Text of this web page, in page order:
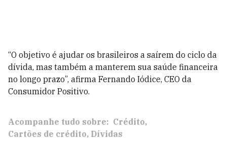
“O objetivo é ajudar os brasileiros a saírem do ciclo da
dívida, mas também a manterem sua saúde financeira
no longo prazo”, afirma Fernando Iódice, CEO da
Consumidor Positivo.
Acompanhe tudo sobre: Crédito
Cartões de crédito Dívidas